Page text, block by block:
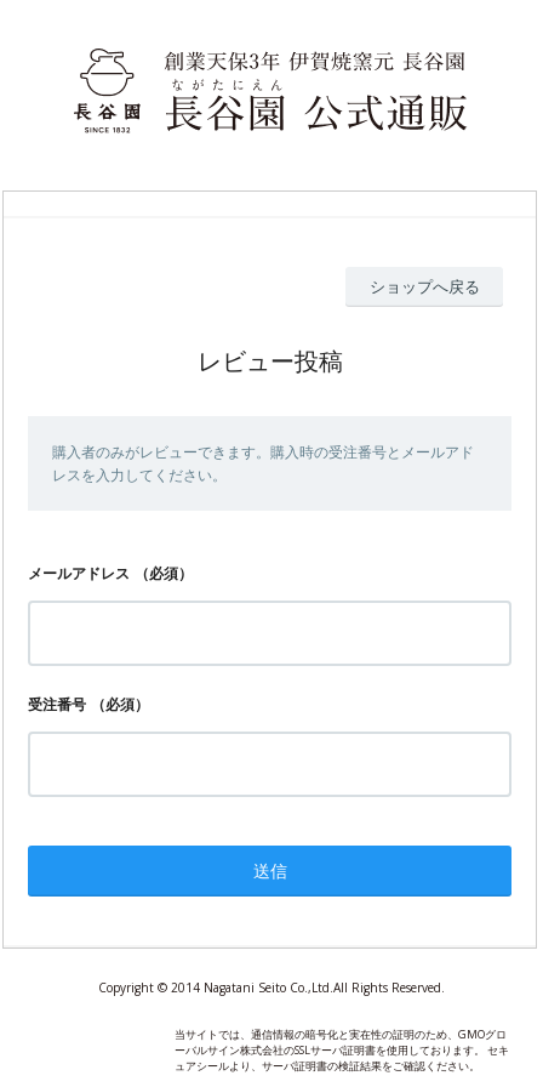
ショップへ戻る
レビュー投稿
購入者のみがレビューできます。購入時の受注番号とメールアド
レスを入力してください。
メールアドレス （必須）
受注番号 （必須）
Copyright © 2014 Nagatani Seito Co.,Ltd.All Rights Reserved.
当サイトでは、通信情報の暗号化と実在性の証明のため、GMOグロ
ーバルサイン株式会社のSSLサーバ証明書を使用しております。 セキ
ュアシールより、サーバ証明書の検証結果をご確認ください。